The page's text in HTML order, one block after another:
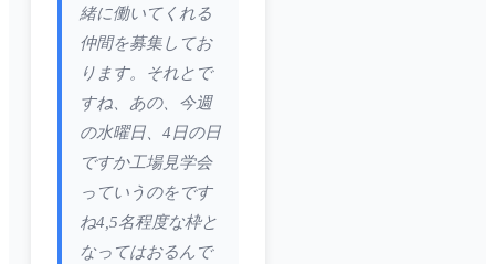
緒に働いてくれる
仲間を募集してお
ります。それとで
すね、あの、今週
の水曜日、4日の日
ですか工場見学会
っていうのをです
ね4,5名程度な枠と
なってはおるんで